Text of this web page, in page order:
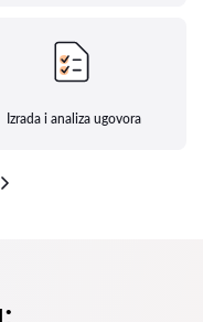
Izrada i analiza ugovora